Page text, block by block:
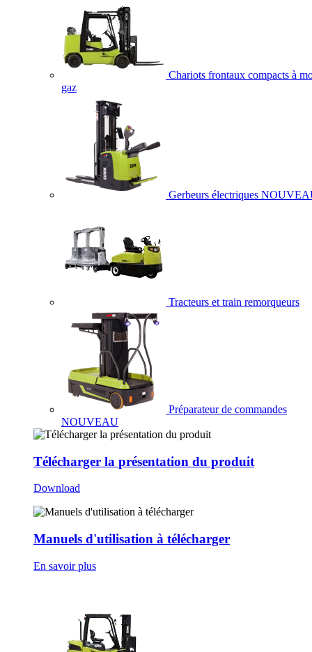
Chariots frontaux compacts à
gaz
Gerbeurs électriques
Tracteurs et train remorqueurs
Préparateur de commandes
NOUVEAU
Télécharger la présentation du produit
Download
Manuels d'utilisation à télécharger
En savoir plus